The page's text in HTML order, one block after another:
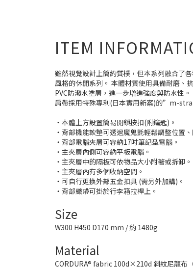
ITEM
雖然視覺設計上簡約質樸，但本系列融合了
風格的休閒系列。 本體材質使用具備耐磨、
PVC防潑水塗層，進一步增進強度與防水性
肩帶採用特殊專利(日本實用新案)的”m-
・本體上方設置簡易開鎖按扣(附鑰匙)。
・背部機能軟墊可透過魔鬼氈輕鬆調整位置
・背部電腦夾層可容納17吋筆記型電腦。
・主夾層內側可容納平板電腦。
・主夾層中的隔板可依物品大小附著或拆卸。
・主夾層內有多個收納空間。
・可自行更換外部五金扣具 (需另外加購)。
・背部織帶可掛於行李箱拉桿上。
Size
W300 H450 D170 mm / 約 1480g
Material
CORDURA® fabric 100d×210d 斜紋尼龍布